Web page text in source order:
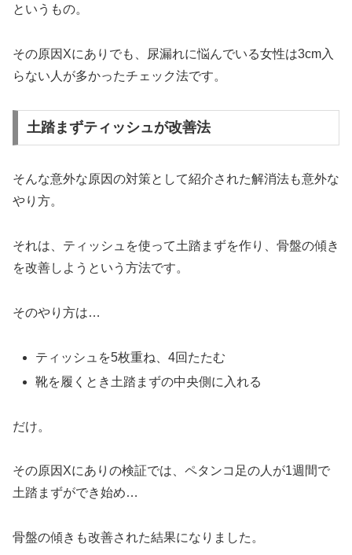
というもの。
その原因Xにありでも、尿漏れに悩んでいる女性は3cm入
らない人が多かったチェック法です。
土踏まずティッシュが改善法
そんな意外な原因の対策として紹介された解消法も意外な
やり方。
それは、ティッシュを使って土踏まずを作り、骨盤の傾き
を改善しようという方法です。
そのやり方は…
ティッシュを5枚重ね、4回たたむ
靴を履くとき土踏まずの中央側に入れる
だけ。
その原因Xにありの検証では、ペタンコ足の人が1週間で
土踏まずができ始め…
骨盤の傾きも改善された結果になりました。